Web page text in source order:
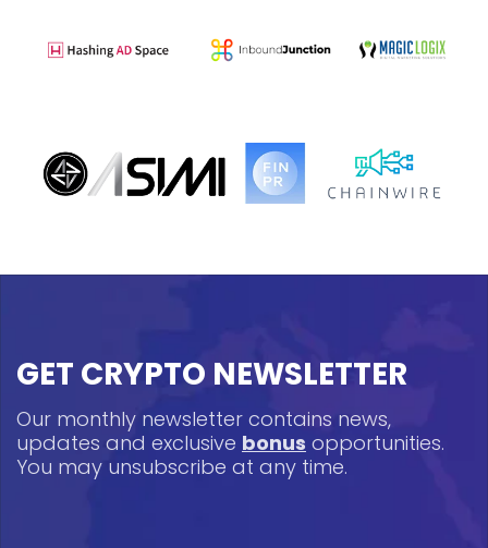
GET CRYPTO NEWSLETTER
Our monthly newsletter contains news,
updates and exclusive bonus opportunities.
You may unsubscribe at any time.